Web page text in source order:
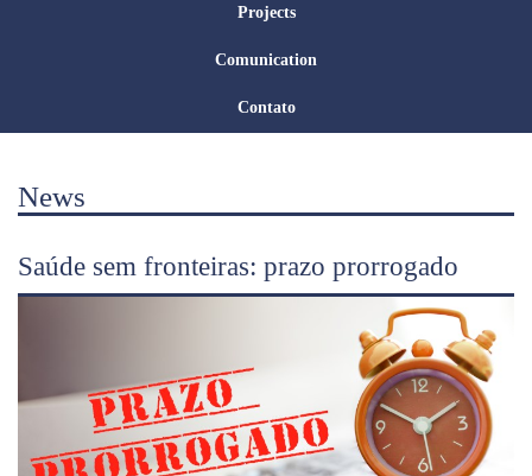
Projects
Comunication
Contato
News
Saúde sem fronteiras: prazo prorrogado